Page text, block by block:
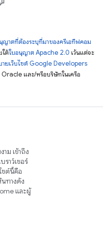
ญาตที่ต้องระบุที่มาของครีเอทีฟคอม
ใต้ใบอนุญาต Apache 2.0 เว้นแต่จะ
ายเว็บไซต์ Google Developers
Oracle และ/หรือบริษัทในเครือ
ม เข้าถึง
ราว์เซอร์
ซต์นี้คือ
ทางดัง
และผู้